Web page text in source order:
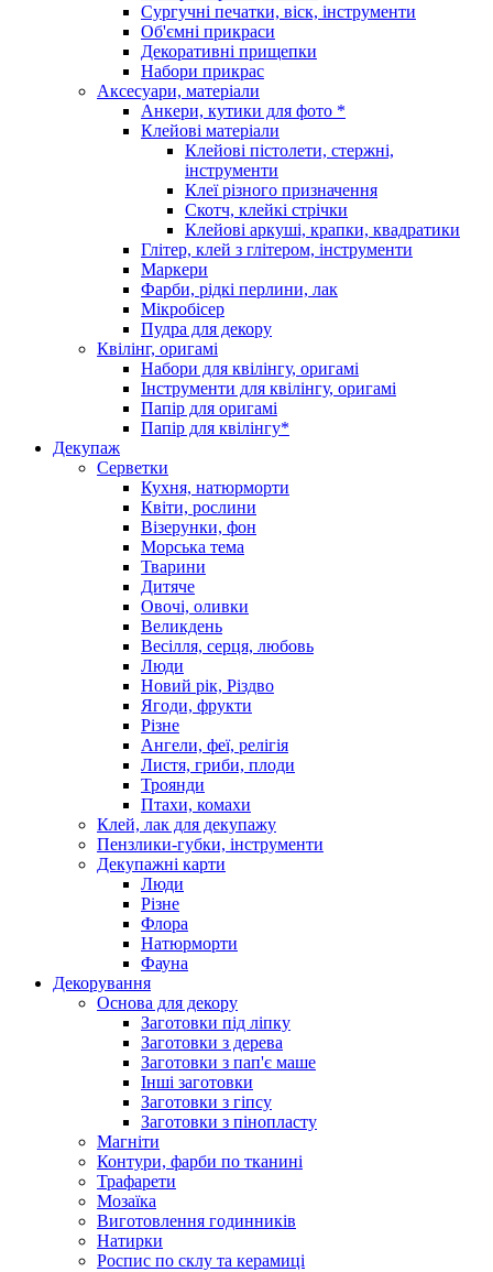
Сургучні печатки, віск, інструменти
Об'ємні прикраси
Декоративні прищепки
Набори прикрас
Аксесуари, матеріали
Анкери, кутики для фото *
Клейові матеріали
Клейові пістолети, стержні,
інструменти
Клеї різного призначення
Скотч, клейкі стрічки
Клейові аркуші, крапки, квадратики
Глітер, клей з глітером, інструменти
Маркери
Фарби, рідкі перлини, лак
Мікробісер
Пудра для декору
Квілінг, оригамі
Набори для квілінгу, оригамі
Інструменти для квілінгу, оригамі
Папір для оригамі
Папір для квілінгу*
Декупаж
Серветки
Кухня, натюрморти
Квіти, рослини
Візерунки, фон
Морська тема
Тварини
Дитяче
Овочі, оливки
Великдень
Весілля, серця, любовь
Люди
Новий рік, Різдво
Ягоди, фрукти
Різне
Ангели, феї, релігія
Листя, гриби, плоди
Троянди
Птахи, комахи
Клей, лак для декупажу
Пензлики-губки, інструменти
Декупажні карти
Люди
Різне
Флора
Натюрморти
Фауна
Декорування
Основа для декору
Заготовки під ліпку
Заготовки з дерева
Заготовки з пап'є маше
Інші заготовки
Заготовки з гіпсу
Заготовки з пінопласту
Магніти
Контури, фарби по тканині
Трафарети
Мозаїка
Виготовлення годинників
Натирки
Роспис по склу та керамиці